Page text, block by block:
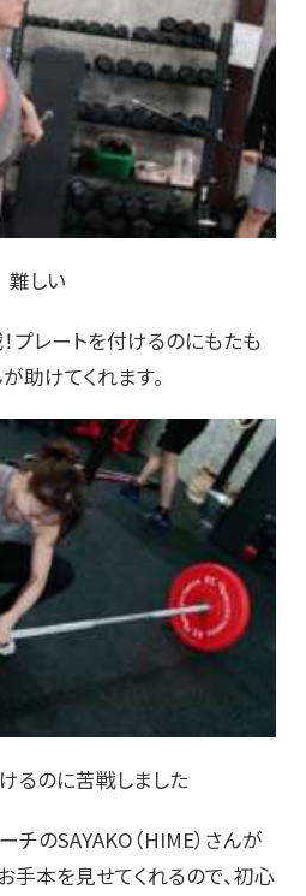
難しい
プレートを付けるのにもたも
助けてくれます。
るのに苦戦しました
チのSAYAKO（HIME）さんが
手本を見せてくれるので、初心